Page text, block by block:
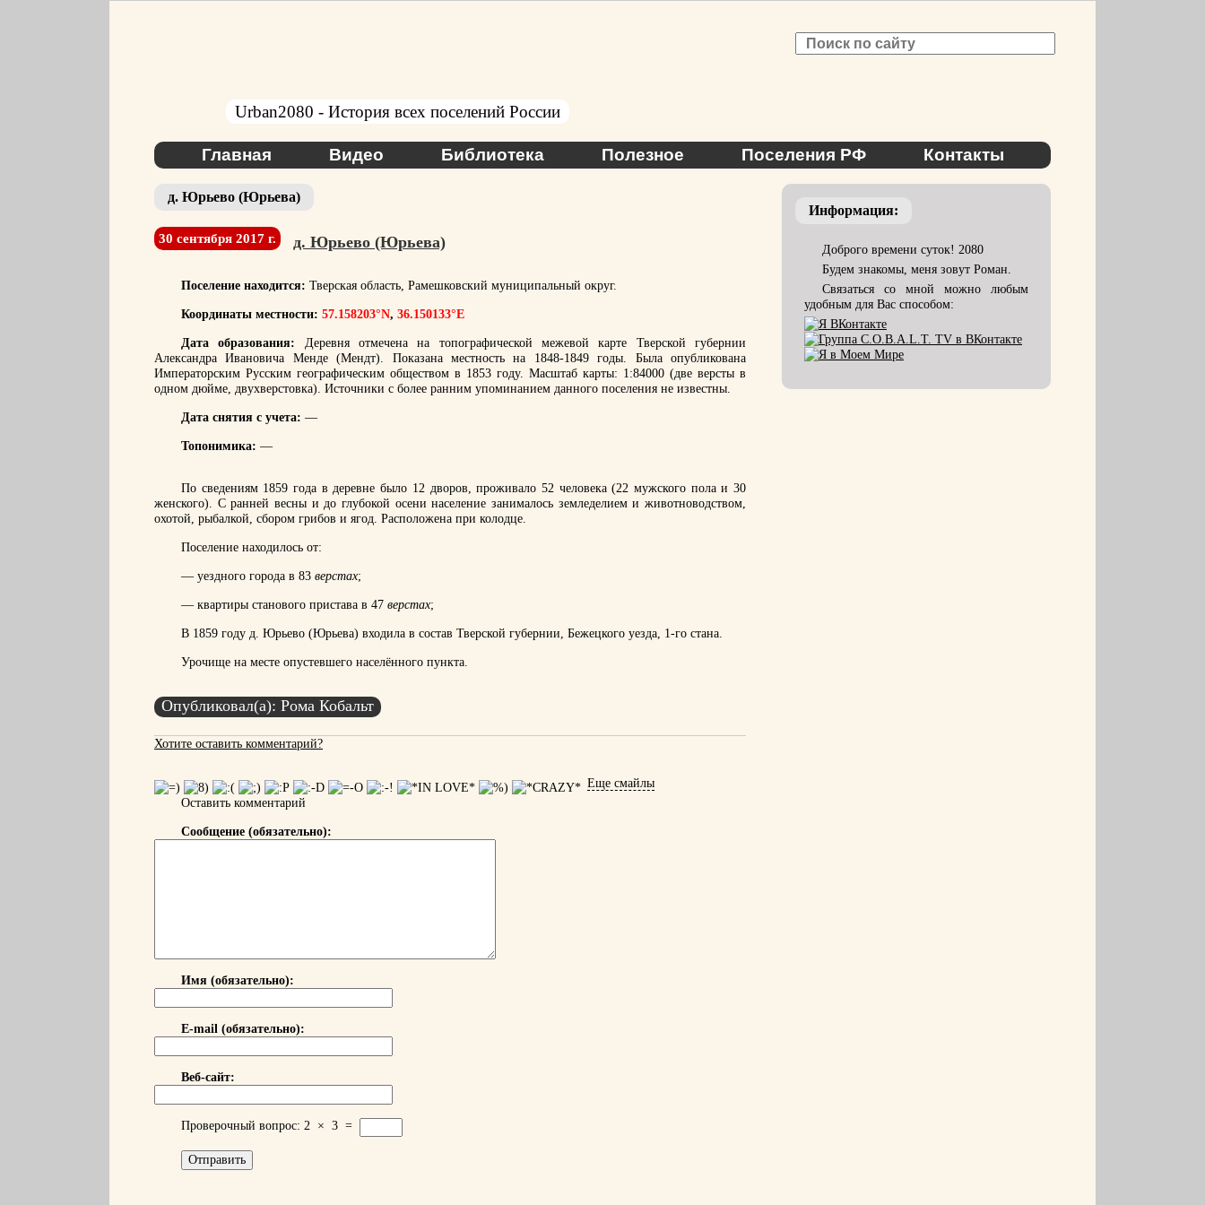
Urban2080 - История всех поселений России
Главная Видео Библиотека Полезное Поселения РФ Контакты
д. Юрьево (Юрьева)
30 сентября 2017 г. д. Юрьево (Юрьева)
Поселение находится: Тверская область, Рамешковский муниципальный округ.
Координаты местности: 57.158203°N, 36.150133°E
Дата образования: Деревня отмечена на топографической межевой карте Тверской губернии
Александра Ивановича Менде (Мендт). Показана местность на 1848-1849 годы. Была опубликована
Императорским Русским географическим обществом в 1853 году. Масштаб карты: 1:84000 (две версты в
одном дюйме, двухверстовка). Источники с более ранним упоминанием данного поселения не известны.
Дата снятия с учета: —
Топонимика: —
По сведениям 1859 года в деревне было 12 дворов, проживало 52 человека (22 мужского пола и 30
женского). С ранней весны и до глубокой осени население занималось земледелием и животноводством,
охотой, рыбалкой, сбором грибов и ягод. Расположена при колодце.
Поселение находилось от:
— уездного города в 83 верстах;
— квартиры станового пристава в 47 верстах;
В 1859 году д. Юрьево (Юрьева) входила в состав Тверской губернии, Бежецкого уезда, 1-го стана.
Урочище на месте опустевшего населённого пункта.
Опубликовал(а): Рома Кобальт
Хотите оставить комментарий?
Еще смайлы
Оставить комментарий
Сообщение (обязательно):
Имя (обязательно):
E-mail (обязательно):
Веб-сайт:
Проверочный вопрос: 2 × 3 =
Информация:
Доброго времени суток! 2080
Будем знакомы, меня зовут Роман.
Связаться со мной можно любым
удобным для Вас способом: